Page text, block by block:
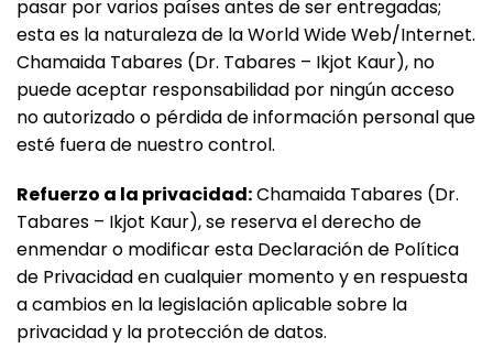
pasar por varios países antes de ser entregadas;
esta es la naturaleza de la World Wide Web/Internet.
Chamaida Tabares (Dr. Tabares – Ikjot Kaur), no
puede aceptar responsabilidad por ningún acceso
no autorizado o pérdida de información personal que
esté fuera de nuestro control.
Refuerzo a la privacidad:Chamaida Tabares (Dr.
Tabares – Ikjot Kaur), se reserva el derecho de
enmendar o modificar esta Declaración de Política
de Privacidad en cualquier momento y en respuesta
a cambios en la legislación aplicable sobre la
privacidad y la protección de datos.